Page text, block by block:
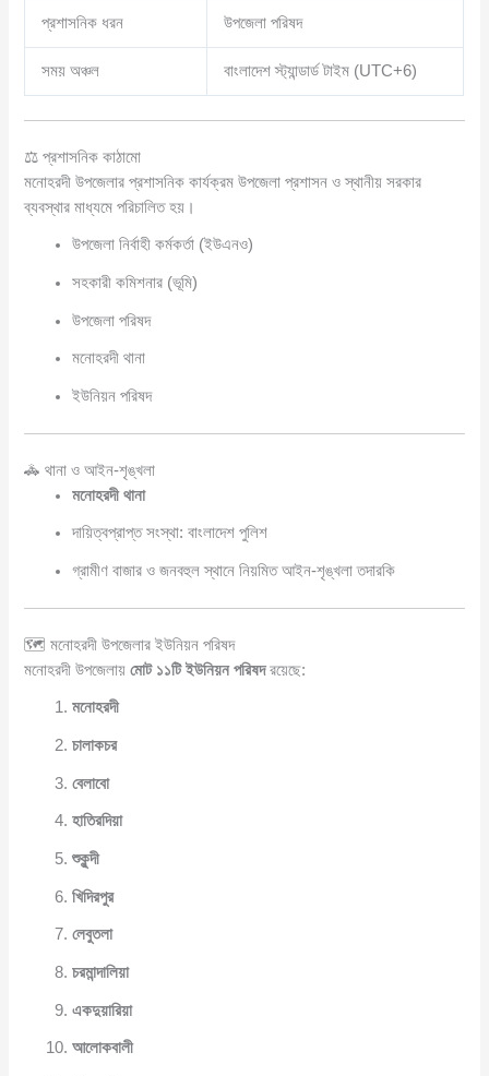
প্রশাসনিক ধরন উপজেলা পরিষদ
সময় অঞ্চল বাংলাদেশ স্ট্যান্ডার্ড টাইম (UTC+6)
⚖️ প্রশাসনিক কাঠামো
মনোহরদী উপজেলার প্রশাসনিক কার্যক্রম উপজেলা প্রশাসন ও স্থানীয় সরকার
ব্যবস্থার মাধ্যমে পরিচালিত হয়।
উপজেলা নির্বাহী কর্মকর্তা (ইউএনও)
সহকারী কমিশনার (ভূমি)
উপজেলা পরিষদ
মনোহরদী থানা
ইউনিয়ন পরিষদ
🚓 থানা ও আইন-শৃঙ্খলা
মনোহরদী থানা
দায়িত্বপ্রাপ্ত সংস্থা: বাংলাদেশ পুলিশ
গ্রামীণ বাজার ও জনবহুল স্থানে নিয়মিত আইন-শৃঙ্খলা তদারকি
🗺️ মনোহরদী উপজেলার ইউনিয়ন পরিষদ
মনোহরদী উপজেলায়মোট ১১টি ইউনিয়ন পরিষদরয়েছে:
মনোহরদী
চালাকচর
বেলাবো
হাতিরদিয়া
শুকুন্দী
খিদিরপুর
লেবুতলা
চরমান্দালিয়া
একদুয়ারিয়া
আলোকবালী